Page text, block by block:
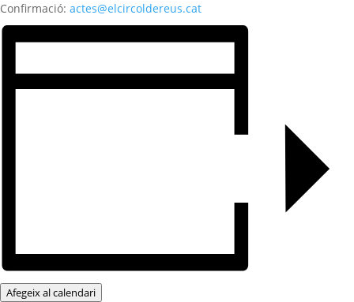
Confirmació: actes@elcircoldereus.cat
Afegeix al calendari